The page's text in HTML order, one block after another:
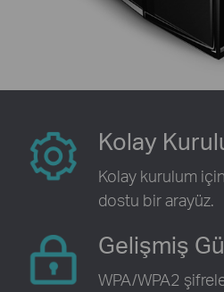
Kolay
Kolay kurulum
dostu bir arayüz.
Gelişmiş
WPA/WPA2